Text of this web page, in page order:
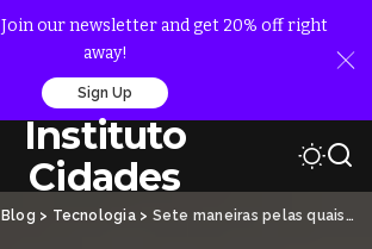
Join our newsletter and get 20% off right
away!
Sign Up
Instituto
Cidades
Blog > Tecnologia> Sete maneiras pelas quais a tecnologia pode fazer com que você seja preso por algo que não fez